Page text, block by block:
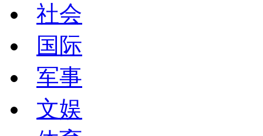
社会
国际
军事
文娱